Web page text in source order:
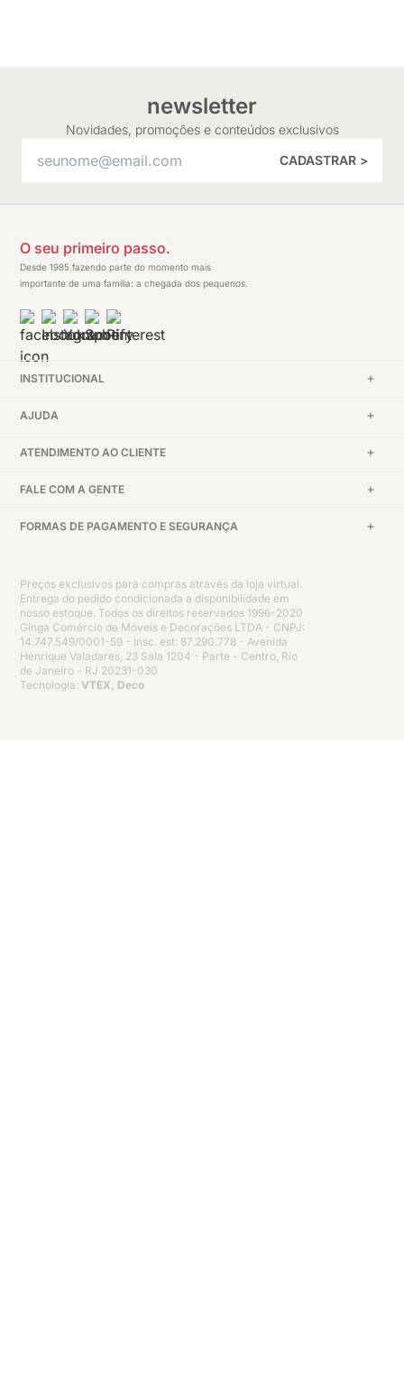
newsletter
Novidades, promoções e conteúdos exclusivos
CADASTRAR >
O seu primeiro passo.
Desde 1985 fazendo parte do momento mais
importante de uma família: a chegada dos pequenos.
INSTITUCIONAL
AJUDA
ATENDIMENTO AO CLIENTE
FALE COM A GENTE
FORMAS DE PAGAMENTO E SEGURANÇA
Preços exclusivos para compras através da loja virtual.
Entrega do pedido condicionada a disponibilidade em
nosso estoque. Todos os direitos reservados 1996-2020
Ginga Comércio de Móveis e Decorações LTDA - CNPJ:
14.747.549/0001-59 - Insc. est: 87.290.778 - Avenida
Henrique Valadares, 23 Sala 1204 - Parte - Centro, Rio
de Janeiro - RJ 20231-030
Tecnologia: VTEX, Deco